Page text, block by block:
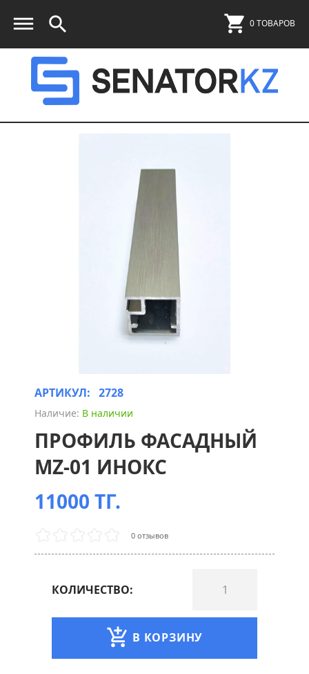
0 ТОВАРОВ
АРТИКУЛ: 2728
Наличие: В наличии
ПРОФИЛЬ ФАСАДНЫЙ
MZ-01 ИНОКС
11000 ТГ.
0 отзывов
КОЛИЧЕСТВО:
В КОРЗИНУ